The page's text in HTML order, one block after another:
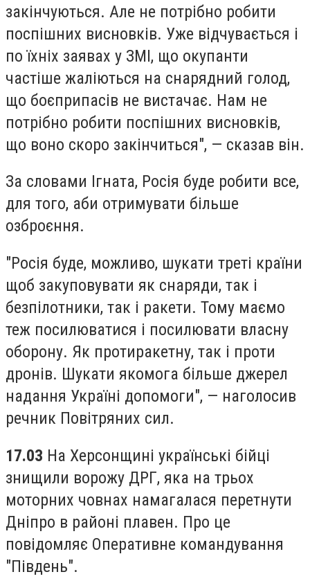
закінчуються. Але не потрібно робити
поспішних висновків. Уже відчувається і
по їхніх заявах у ЗМІ, що окупанти
частіше жаліються на снарядний голод,
що боєприпасів не вистачає. Нам не
потрібно робити поспішних висновків,
що воно скоро закінчиться", — сказав він.
За словами Ігната, Росія буде робити все,
для того, аби отримувати більше
озброєння.
"Росія буде, можливо, шукати треті країни
щоб закуповувати як снаряди, так і
безпілотники, так і ракети. Тому маємо
теж посилюватися і посилювати власну
оборону. Як протиракетну, так і проти
дронів. Шукати якомога більше джерел
надання Україні допомоги", — наголосив
речник Повітряних сил.
17.03 На Херсонщині українські бійці
знищили ворожу ДРГ, яка на трьох
моторних човнах намагалася перетнути
Дніпро в районі плавен. Про це
повідомляє Оперативне командування
"Південь".